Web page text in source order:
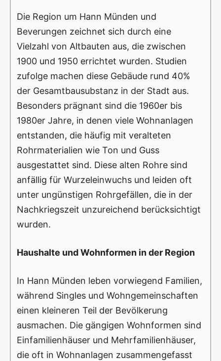
Die Region um Hann Münden und
Beverungen zeichnet sich durch eine
Vielzahl von Altbauten aus, die zwischen
1900 und 1950 errichtet wurden. Studien
zufolge machen diese Gebäude rund 40%
der Gesamtbausubstanz in der Stadt aus.
Besonders prägnant sind die 1960er bis
1980er Jahre, in denen viele Wohnanlagen
entstanden, die häufig mit veralteten
Rohrmaterialien wie Ton und Guss
ausgestattet sind. Diese alten Rohre sind
anfällig für Wurzeleinwuchs und leiden oft
unter ungünstigen Rohrgefällen, die in der
Nachkriegszeit unzureichend berücksichtigt
wurden.
Haushalte und Wohnformen in der Region
In Hann Münden leben vorwiegend Familien,
während Singles und Wohngemeinschaften
einen kleineren Teil der Bevölkerung
ausmachen. Die gängigen Wohnformen sind
Einfamilienhäuser und Mehrfamilienhäuser,
die oft in Wohnanlagen zusammengefasst